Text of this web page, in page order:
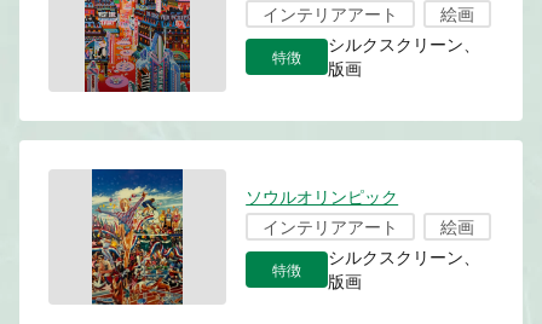
インテリアアート
絵画
特徴
シルクスクリーン、
版画
ソウルオリンピック
インテリアアート
絵画
特徴
シルクスクリーン、
版画